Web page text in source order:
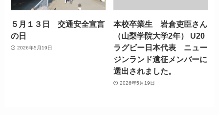
５月１３日 交通安全宣言
の日
2026年5月19日
本校卒業生 岩倉吏臣さん
（山梨学院大学2年） U20
ラグビー日本代表 ニュー
ジンランド遠征メンバーに
選出されました。
2026年5月19日